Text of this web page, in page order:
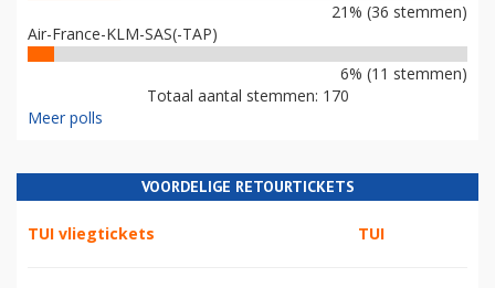
21% (36 stemmen)
Air-France-KLM-SAS(-TAP)
6% (11 stemmen)
Totaal aantal stemmen: 170
Meer polls
VOORDELIGE RETOURTICKETS
TUI vliegtickets TUI